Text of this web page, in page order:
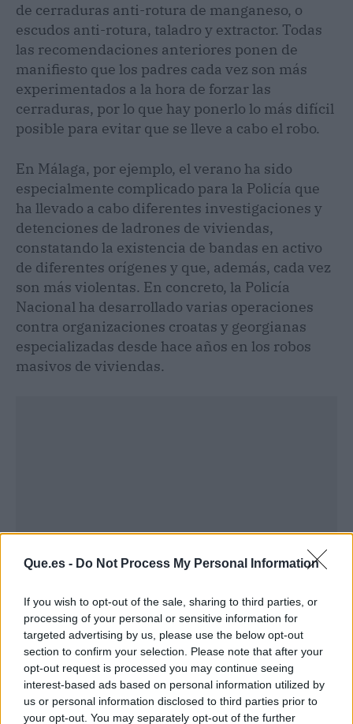
Que.es - Do Not Process My Personal Information
If you wish to opt-out of the sale, sharing to third parties, or
processing of your personal or sensitive information for
targeted advertising by us, please use the below opt-out
section to confirm your selection. Please note that after your
opt-out request is processed you may continue seeing
interest-based ads based on personal information utilized by
us or personal information disclosed to third parties prior to
your opt-out. You may separately opt-out of the further
de cerraduras anti-rotura de manganeso, o
escudos anti-rotura, taladro y extractor. Todas
las recomendaciones anteriores ponen de
manifiesto que los padres cada vez son más
experimentados a la hora de forzar las
cerraduras, por lo que hay ponerlo lo más difícil
posible para evitar que se lleve a cabo el robo.
En Málaga, por ejemplo, el verano ha sido
especialmente complicado para la Policía que
ha llevado a cabo diferentes investigaciones y
detenciones de ladrones de viviendas,
constatando la existencia de bandas en activo
de diferentes orígenes y que, además, cada vez
son más violentas. En concreto, la Policía
Nacional ha desarrollado varias operaciones
contra organizaciones croatas y georgianas
especializadas desde hace años en los robos
masivos de viviendas.
Publicidad